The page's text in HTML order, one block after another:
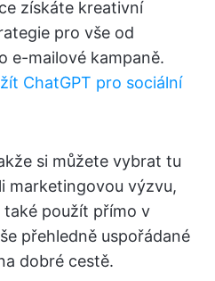
získáte kreativní
pro vše od
e-mailové kampaně.
ChatGPT pro sociální
si můžete vybrat tu
marketingovou výzvu,
také použít přímo v
přehledně uspořádané
dobré cestě.